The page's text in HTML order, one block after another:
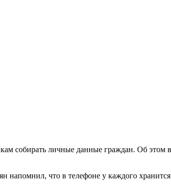
собирать личные данные граждан. Об этом
напомнил, что в телефоне у каждого